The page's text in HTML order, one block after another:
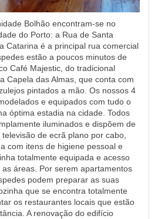
Bolhão encontram-se no
do Porto: a Rua de Santa
Catarina é a principal rua comercial
estão a poucos minutos de
Café Majestic, do tradicional
Capela das Almas, que conta com
pintados a mão. Os nossos 4
e equipados com tudo o
óptima estadia na cidade. Todos
iluminados e dispõem de
de ecrã plano por cabo,
com itens de higiene pessoal e
totalmente equipada e acesso
áreas. Por serem apartamentos
podem preparar as suas
que se encontra totalmente
os restaurantes locais que estão
A renovação do edifício